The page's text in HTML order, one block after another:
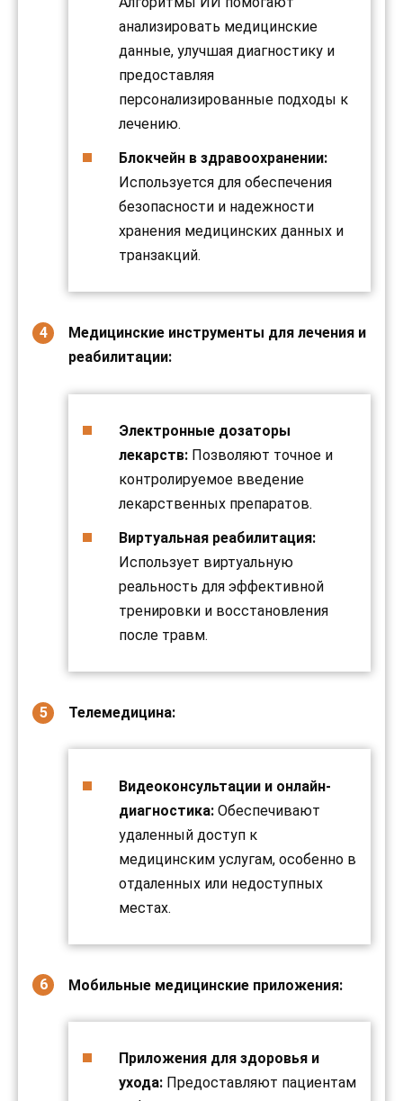
анализировать медицинские
данные, улучшая диагностику и
предоставляя
персонализированные подходы к
лечению.
Блокчейн в здравоохранении:
Используется для обеспечения
безопасности и надежности
хранения медицинских данных и
транзакций.
Медицинские инструменты для лечения и
реабилитации:
Электронные дозаторы
лекарств: Позволяют точное и
контролируемое введение
лекарственных препаратов.
Виртуальная реабилитация:
Использует виртуальную
реальность для эффективной
тренировки и восстановления
после травм.
Телемедицина:
Видеоконсультации и онлайн-
диагностика: Обеспечивают
удаленный доступ к
медицинским услугам, особенно в
отдаленных или недоступных
местах.
Мобильные медицинские приложения:
Приложения для здоровья и
ухода: Предоставляют пациентам